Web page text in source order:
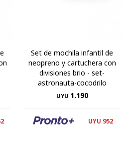
Set de mochila infantil de
neopreno y cartuchera con
divisiones brio - set-
astronauta-cocodrilo
UYU 1.190
UYU 952